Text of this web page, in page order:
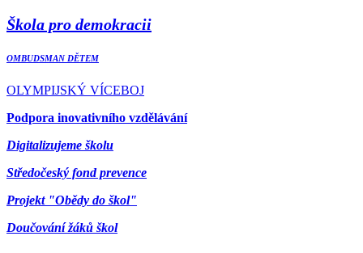
Škola pro demokracii
OMBUDSMAN DĚTEM
OLYMPIJSKÝ VÍCEBOJ
Podpora inovativního vzdělávání
Digitalizujeme školu
Středočeský fond prevence
Projekt "Obědy do škol"
Doučování žáků škol